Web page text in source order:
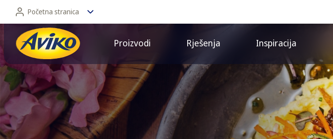
Početna stranica
Početna stranica
Retail
Proizvodi Rješenja Inspiracija